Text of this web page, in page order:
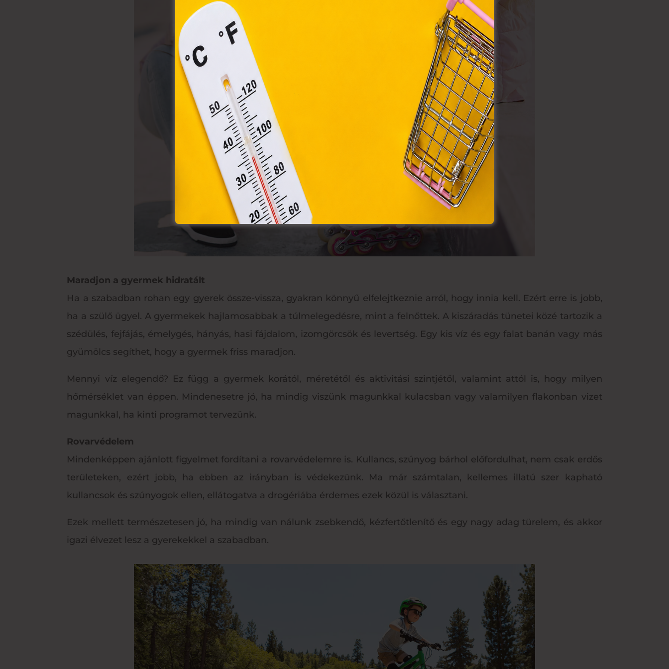
Maradjon a gyermek hidratált
Ha a szabadban rohan egy gyerek össze-vissza, gyakran könnyű elfelejtkeznie arról, hogy innia kell. Ezért erre is jobb,
ha a szülő ügyel. A gyermekek hajlamosabbak a túlmelegedésre, mint a felnőttek. A kiszáradás tünetei közé tartozik a
szédülés, fejfájás, émelygés, hányás, hasi fájdalom, izomgörcsök és levertség. Egy kis víz és egy falat banán vagy más
gyümölcs segíthet, hogy a gyermek friss maradjon.
Mennyi víz elegendő? Ez függ a gyermek korától, méretétől és aktivitási szintjétől, valamint attól is, hogy milyen
hőmérséklet van éppen. Mindenesetre jó, ha mindig viszünk magunkkal kulacsban vagy valamilyen flakonban vizet
magunkkal, ha kinti programot tervezünk.
Rovarvédelem
Mindenképpen ajánlott figyelmet fordítani a rovarvédelemre is. Kullancs, szúnyog bárhol előfordulhat, nem csak erdős
területeken, ezért jobb, ha ebben az irányban is védekezünk. Ma már számtalan, kellemes illatú szer kapható
kullancsok és szúnyogok ellen, ellátogatva a drogériába érdemes ezek közül is választani.
Ezek mellett természetesen jó, ha mindig van nálunk zsebkendő, kézfertőtlenítő és egy nagy adag türelem, és akkor
igazi élvezet lesz a gyerekekkel a szabadban.
törvény, valamint az Európai Unió előírásainak megfelelően használjuk. Azon
weblapoknak, melyek az Európai Unió országain belül működnek, a „sütik"
használatához, és ezeknek a felhasználó számítógépén vagy egyéb
eszközén történő tárolásához a felhasználók hozzájárulását kell kérniük.
Módosítom a beállításokat